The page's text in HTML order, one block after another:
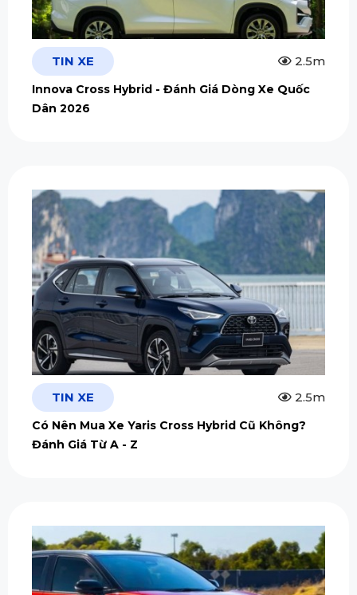
TIN XE 2.5m
Innova Cross Hybrid - Đánh Giá Dòng Xe Quốc
Dân 2026
TIN XE 2.5m
Có Nên Mua Xe Yaris Cross Hybrid Cũ Không?
Đánh Giá Từ A - Z